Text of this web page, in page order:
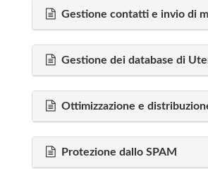
Gestione contatti e invio di
Gestione dei database di
Ottimizzazione e
Protezione dallo SPAM